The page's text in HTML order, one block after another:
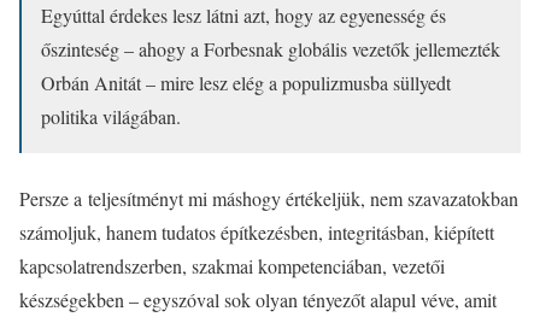
Egyúttal érdekes lesz látni azt, hogy az egyenesség és
őszinteség – ahogy a Forbesnak globális vezetők jellemezték
Orbán Anitát – mire lesz elég a populizmusba süllyedt
politika világában.
Persze a teljesítményt mi máshogy értékeljük, nem szavazatokban
számoljuk, hanem tudatos építkezésben, integritásban, kiépített
kapcsolatrendszerben, szakmai kompetenciában, vezetői
készségekben – egyszóval sok olyan tényezőt alapul véve, amit